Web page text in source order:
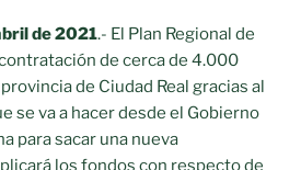
de 2021.- El Plan Regional de
de cerca de 4.000
de Ciudad Real gracias al
se va a hacer desde el Gobierno
para sacar una nueva
los fondos con respecto de